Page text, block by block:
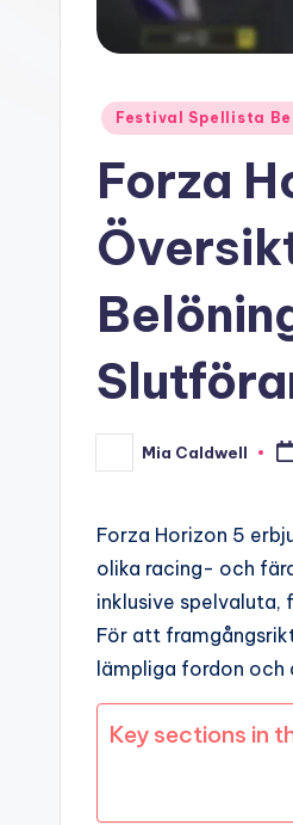
Posted
Festival Spellista
Forza
Posted
by
Mia Caldwell
Forza Horizon 5
olika racing- och
inklusive
För att
lämpliga fordon
Key sections in